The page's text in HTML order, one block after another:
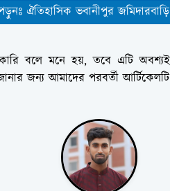
ঐতিহাসিক ভবানীপুর
বলে মনে হয়, তবে এটি
জন্য আমাদের পরবর্তী